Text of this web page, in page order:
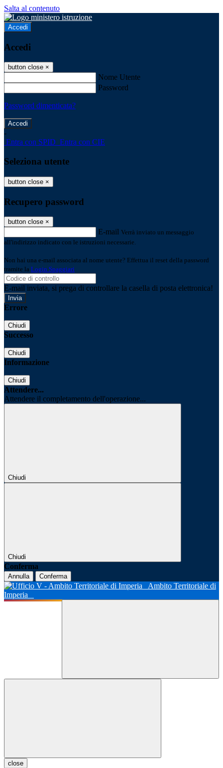
Salta al contenuto
Accedi
Accedi
button close ×
Nome Utente
Password
Password dimenticata?
-
Entra con SPID Entra con CIE
Seleziona utente
button close ×
Recupero password
button close ×
E-mail Verrà inviato un messaggio
all'indirizzo indicato con le istruzioni necessarie.
Non hai una e-mail associata al nome utente? Effettua il reset della password
tramite la Login Spaggiari
E-mail inviata, si prega di controllare la casella di posta elettronica!
Errore
Chiudi
Successo
Chiudi
Informazione
Chiudi
Attendere...
Attendere il completamento dell'operazione...
Chiudi
Chiudi
Conferma
Annulla Conferma
Ambito Territoriale di
Imperia
close